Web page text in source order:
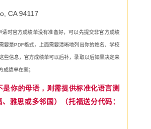
CA 94117
请时官方成绩单没有准备好，可以先提交非官方成绩
要是PDF格式，上面需要清晰地列出你的姓名、学校
些信息，官方成绩单可以后补，录取以后如果决定来
成绩单在案；
是你的母语，则需提供标准化语言测
、雅思或多邻国）（托福送分代码：